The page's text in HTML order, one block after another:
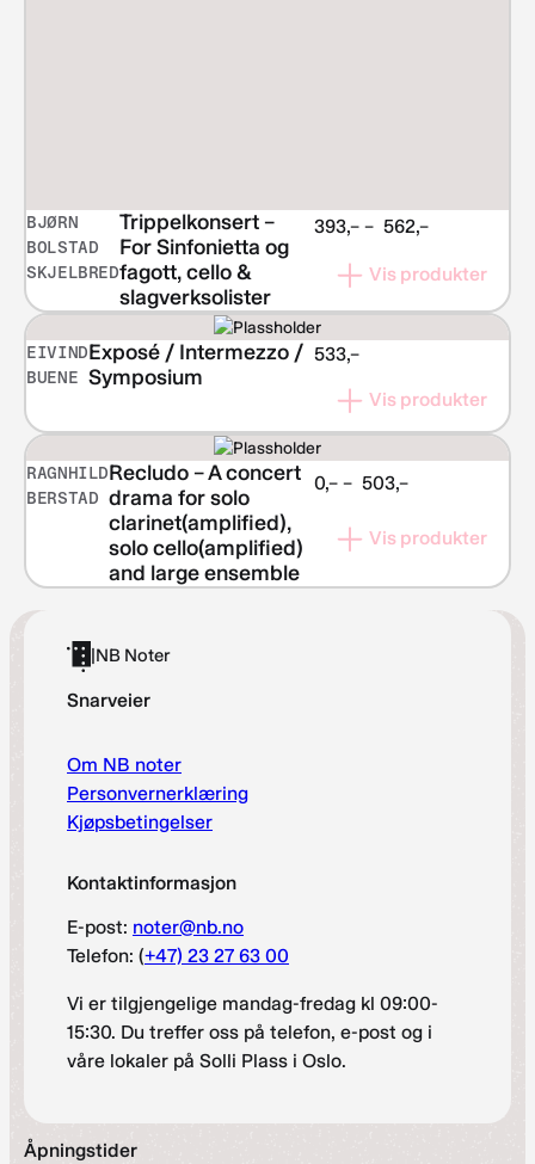
BJØRN
BOLSTAD
SKJELBRED
Trippelkonsert –
For Sinfonietta og
fagott, cello &
slagverksolister
393,– – 562,–Prisområde:
til
kr 562,–
Vis produkter
EIVIND
BUENE
Exposé / Intermezzo /
Symposium
533,–
Vis produkter
RAGNHILD
BERSTAD
Recludo – A concert
drama for solo
clarinet(amplified),
solo cello(amplified)
and large ensemble
0,– – 503,–Prisområde:
til
Vis produkter
|NB Noter
Snarveier
Om NB noter
Personvernerklæring
Kjøpsbetingelser
Kontaktinformasjon
E-post: noter@nb.no
Telefon: (+47) 23 27 63 00
Vi er tilgjengelige mandag-fredag kl 09:00-
15:30. Du treffer oss på telefon, e-post og i
våre lokaler på Solli Plass i Oslo.
Åpningstider